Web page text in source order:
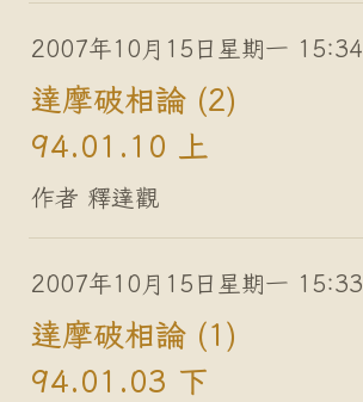
2007年10月15日星期一 15:34
達摩破相論 (2)
94.01.10 上
作者 釋達觀
2007年10月15日星期一 15:33
達摩破相論 (1)
94.01.03 下